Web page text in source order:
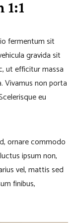
1:1
fermentum sit
gravida sit
ut efficitur massa
Vivamus non porta
eu
ornare commodo
ipsum non,
vel, mattis sed
finibus,